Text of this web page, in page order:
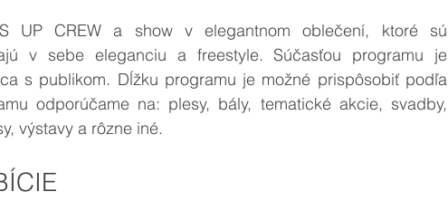
UP CREW a show v elegantnom oblečení, ktoré sú
v sebe eleganciu a freestyle. Súčasťou programu je
s publikom. Dĺžku programu je možné prispôsobiť podľa
odporúčame na: plesy, bály, tematické akcie, svadby,
výstavy a rôzne iné.